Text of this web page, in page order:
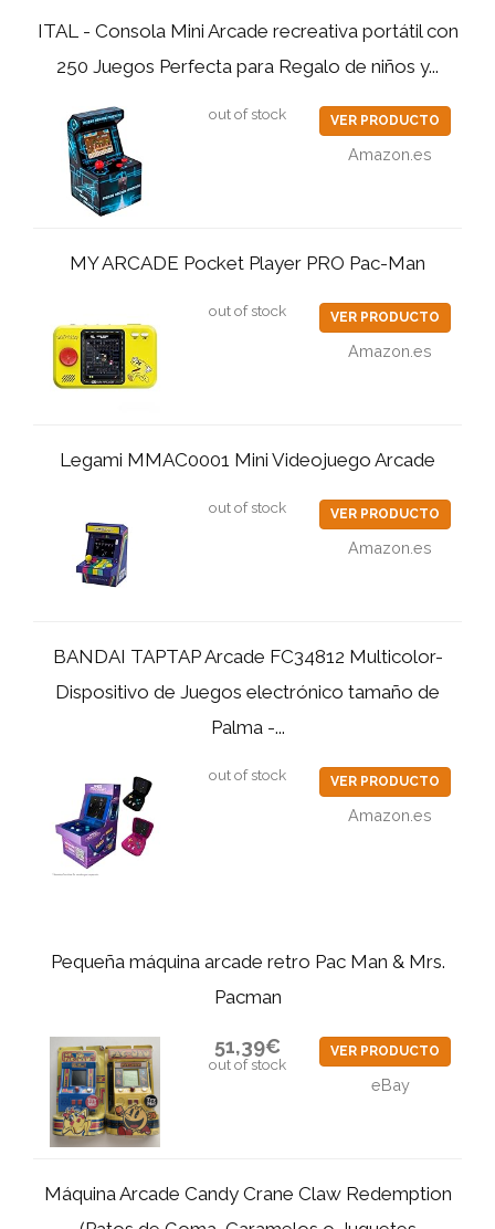
ITAL - Consola Mini Arcade recreativa portátil con
250 Juegos Perfecta para Regalo de niños y...
out of stock VER PRODUCTO
Amazon.es
MY ARCADE Pocket Player PRO Pac-Man
out of stock VER PRODUCTO
Amazon.es
Legami MMAC0001 Mini Videojuego Arcade
out of stock VER PRODUCTO
Amazon.es
BANDAI TAPTAP Arcade FC34812 Multicolor-
Dispositivo de Juegos electrónico tamaño de
Palma -...
out of stock VER PRODUCTO
Amazon.es
Pequeña máquina arcade retro Pac Man & Mrs.
Pacman
51,39€
out of stock
VER PRODUCTO
eBay
Máquina Arcade Candy Crane Claw Redemption